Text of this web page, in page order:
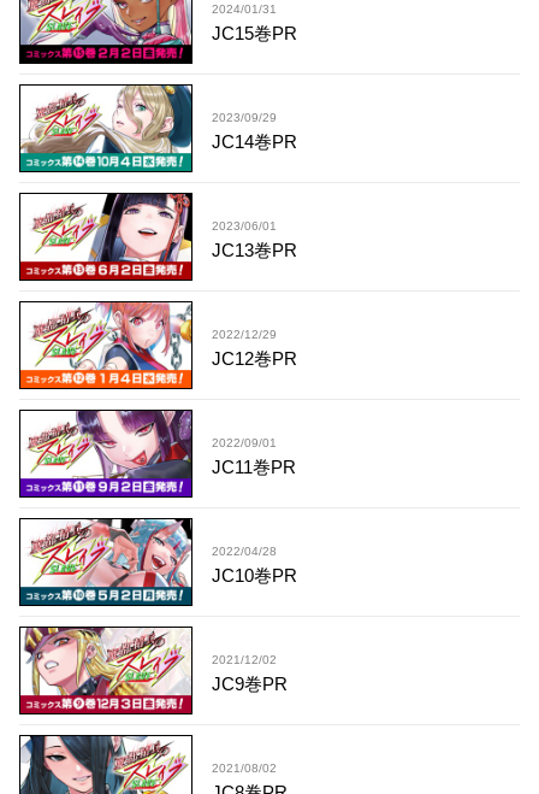
2024/01/31
JC15巻PR
2023/09/29
JC14巻PR
2023/06/01
JC13巻PR
2022/12/29
JC12巻PR
2022/09/01
JC11巻PR
2022/04/28
JC10巻PR
2021/12/02
JC9巻PR
2021/08/02